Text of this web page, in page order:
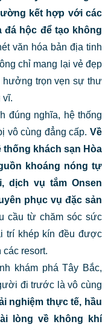
kết hợp với các
hộc để tạo không
văn hóa bản địa tinh
chỉ mang lại vẻ đẹp
hưởng trọn vẹn sự thư
vĩ.
đúng nghĩa, hệ thống
vô cùng đẳng cấp. Về
thống khách sạn Hòa
khoáng nóng tự
dịch vụ tắm Onsen
phục vụ đặc sản
cầu từ chăm sóc sức
trí khép kín đều được
resort.
khám phá Tây Bắc,
đi trước là vô cùng
nghiệm thực tế, hầu
lòng về không khí